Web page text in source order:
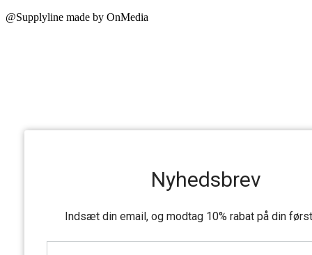
@Supplyline made by OnMedia
Nyhedsbrev
Indsæt din email, og modtag 10% rabat på din